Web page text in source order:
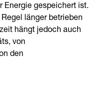
Energie gespeichert ist.
länger betrieben
hängt jedoch auch
von
den